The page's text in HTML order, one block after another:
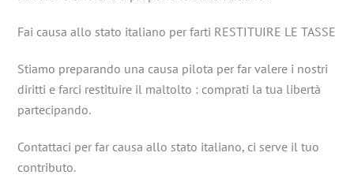
Fai causa allo stato italiano per farti RESTITUIRE LE TASSE
Stiamo preparando una causa pilota per far valere i nostri
diritti e farci restituire il maltolto : comprati la tua libertà
partecipando.
Contattaci per far causa allo stato italiano, ci serve il tuo
contributo.